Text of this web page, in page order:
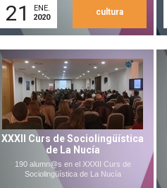
21
ENE.
2020
cultura
XXXII Curs de Sociolingüística
de La Nucía
190 alumn@s en el XXXII Curs de
Sociolingüística de La Nucía